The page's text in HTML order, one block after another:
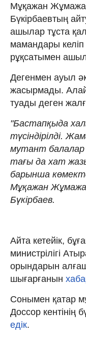
Мұқажан
Бүкірбаевтың
ашылар тұста
мамандары келіп
рұқсатымен
Дегенмен ауыл
жасырмады.
туады деген
"Бастапқыда
түсіндірілді.
мутант балалар
тағы да хат
барынша
Мұқажан
Бүкірбаев.
Айта кетейік,
министрілігі
орындарын
шығарғанын
Сонымен қатар
Доссор кентінің
едік.